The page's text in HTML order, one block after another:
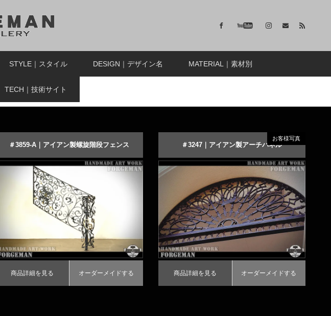
STYLE｜スタイル DESIGN｜デザイン名 MATERIAL｜素材別
TECH｜技術サイト
＃3859-A｜アイアン製螺旋階段フェンス
ゴールド装飾が魅力的なロートアイアン手
すり
商品詳細を見るオーダーメイドする
商品詳細を見る オーダーメイドする
＃3247｜アイアン製アーチパネル
ゴージャスな仕上げのロートアイアンパネ
ル
お客様写真
商品詳細を見るオーダーメイドする
商品詳細を見る オーダーメイドする